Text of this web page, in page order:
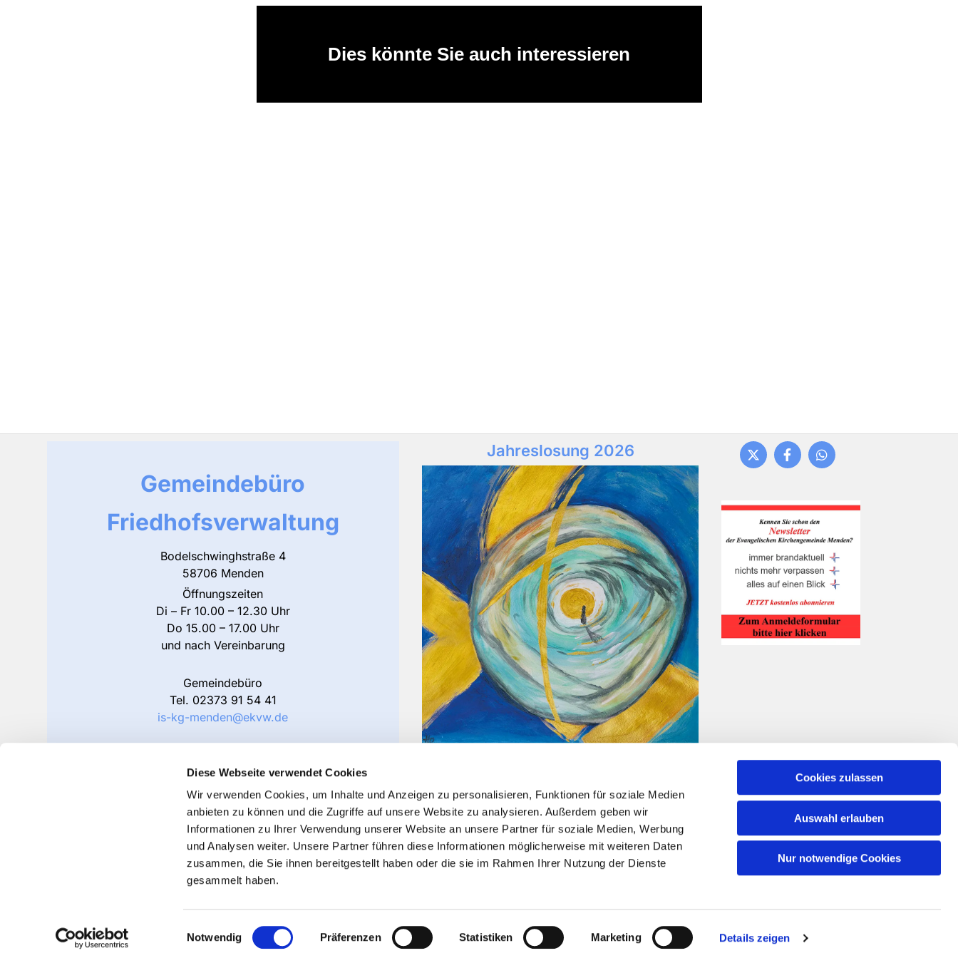
Diese Webseite verwendet Cookies
Wir verwenden Cookies, um Inhalte und Anzeigen zu personalisieren, Funktionen für soziale Medien
anbieten zu können und die Zugriffe auf unsere Website zu analysieren. Außerdem geben wir
Informationen zu Ihrer Verwendung unserer Website an unsere Partner für soziale Medien, Werbung
und Analysen weiter. Unsere Partner führen diese Informationen möglicherweise mit weiteren Daten
zusammen, die Sie ihnen bereitgestellt haben oder die sie im Rahmen Ihrer Nutzung der Dienste
gesammelt haben.
Einwilligungsauswahl
Notwendig Präferenzen Statistiken Marketing Details zeigen
Cookies zulassen
Auswahl erlauben
Nur notwendige Cookies
Dies könnte Sie auch interessieren
Gemeindebüro
Friedhofsverwaltung
Bodelschwinghstraße 4
58706 Menden
Öffnungszeiten
Di – Fr 10.00 – 12.30 Uhr
Do 15.00 – 17.00 Uhr
und nach Vereinbarung
Gemeindebüro
Tel. 02373 91 54 41
is-kg-menden@ekvw.de
Tel. 02373 91 54 42
is-kg-menden-friedhof@ekvw.de
Jahreslosung 2026